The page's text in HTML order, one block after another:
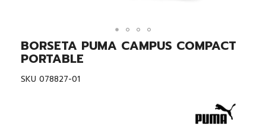
Skip
to
the
beginning
of
BORSETA PUMA CAMPUS COMPACT
PORTABLE
SKU 078827-01